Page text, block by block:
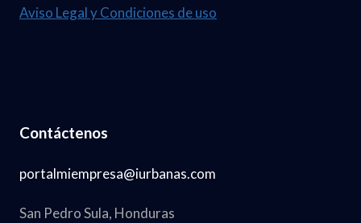
Aviso Legal y Condiciones de uso
Contáctenos
portalmiempresa@iurbanas.com
San Pedro Sula, Honduras